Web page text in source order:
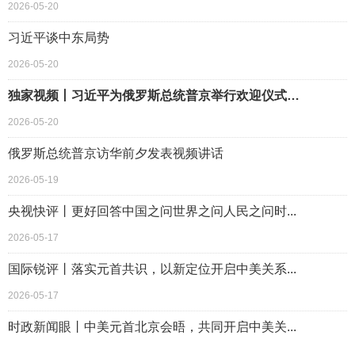
2026-05-20
习近平谈中东局势
2026-05-20
独家视频丨习近平为俄罗斯总统普京举行欢迎仪式…
2026-05-20
俄罗斯总统普京访华前夕发表视频讲话
2026-05-19
央视快评丨更好回答中国之问世界之问人民之问时...
2026-05-17
国际锐评丨落实元首共识，以新定位开启中美关系...
2026-05-17
时政新闻眼丨中美元首北京会晤，共同开启中美关...